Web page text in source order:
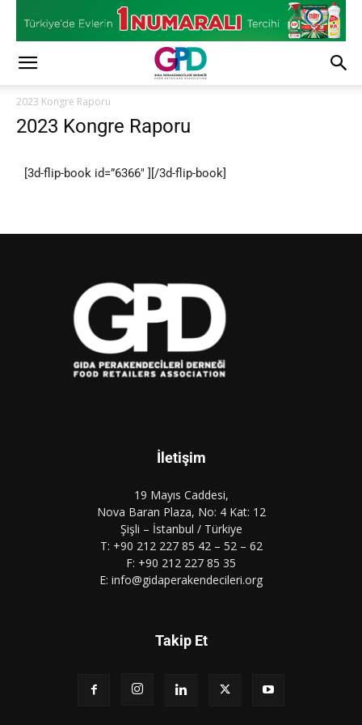
2023 Kongre Raporu
2023 Kongre Raporu
[3d-flip-book id=”6366″ ][/3d-flip-book]
İletişim
19 Mayıs Caddesi,
Nova Baran Plaza, No: 4 Kat: 12
Şişli – İstanbul / Türkiye
T: +90 212 227 85 42 – 52 – 62
F: +90 212 227 85 35
E: info@gidaperakendecileri.org
Takip Et